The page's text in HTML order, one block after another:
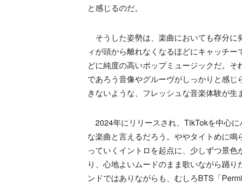
と感じるのだ。
そうした姿勢は、楽曲においても存分に
ィが頭から離れなくなるほどにキャッチ
どに純度の高いポップミュージックだ。
であろう音像やグルーヴがしっかりと感
きないような、フレッシュな音楽体験が生
2024年にリリースされ、TikTokを中心
な楽曲と言えるだろう。ややタイトめに
っていくイントロを起点に、少しずつ景
り、心地よいムードのまま歌いながら踊
ンドではありながらも、むしろBTS「